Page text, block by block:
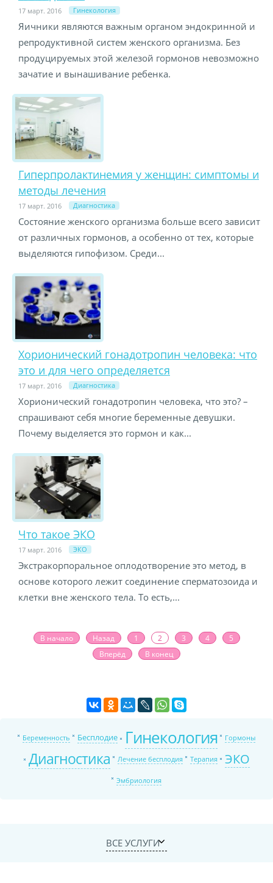
Беременность Бесплодие Гинекология Гормоны
Диагностика Лечение бесплодия Терапия ЭКО
Эмбриология
ВСЕ УСЛУГИ
17 март. 2016 Гинекология
Яичники являются важным органом эндокринной и
репродуктивной систем женского организма. Без
продуцируемых этой железой гормонов невозможно
зачатие и вынашивание ребенка.
Гиперпролактинемия у женщин: симптомы и
методы лечения
17 март. 2016 Диагностика
Состояние женского организма больше всего зависит
от различных гормонов, а особенно от тех, которые
выделяются гипофизом. Среди...
Хорионический гонадотропин человека: что
это и для чего определяется
17 март. 2016 Диагностика
Хорионический гонадотропин человека, что это? –
спрашивают себя многие беременные девушки.
Почему выделяется это гормон и как...
Что такое ЭКО
17 март. 2016 ЭКО
Экстракорпоральное оплодотворение это метод, в
основе которого лежит соединение сперматозоида и
клетки вне женского тела. То есть,...
В начало Назад 1 2 3 4
5
Вперёд
В конец